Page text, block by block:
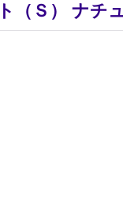
（Ｓ） ナチ